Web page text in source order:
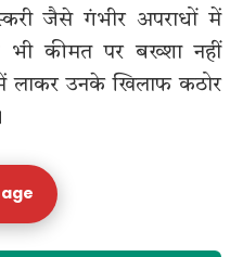
जैसे गंभीर अपराधों में
भी कीमत पर बख्शा नहीं
लाकर उनके खिलाफ कठोर